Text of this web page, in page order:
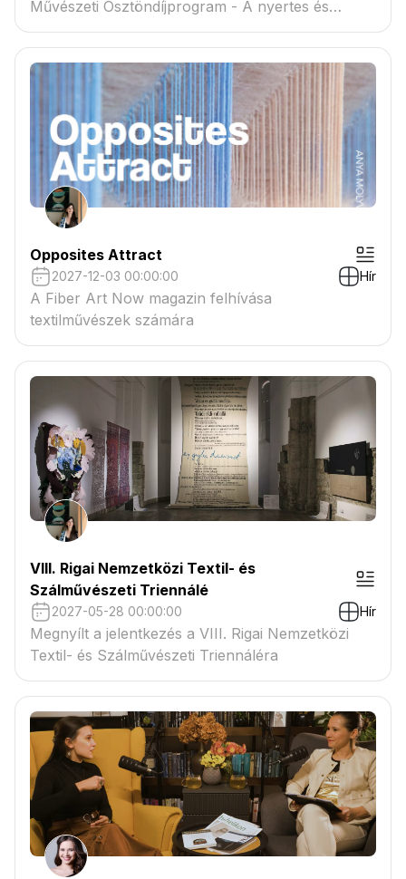
Művészeti Ösztöndíjprogram - A nyertes és
tartaléklistás pályázók névsora megtekinthető a
csatolmányban
Opposites Attract
2027-12-03 00:00:00 Hír
A Fiber Art Now magazin felhívása
textilművészek számára
VIII. Rigai Nemzetközi Textil- és
Szálművészeti Triennálé
2027-05-28 00:00:00 Hír
Megnyílt a jelentkezés a VIII. Rigai Nemzetközi
Textil- és Szálművészeti Triennáléra